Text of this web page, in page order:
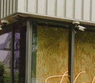
Westend posouvá zážitek
Westend posouvá zážitek